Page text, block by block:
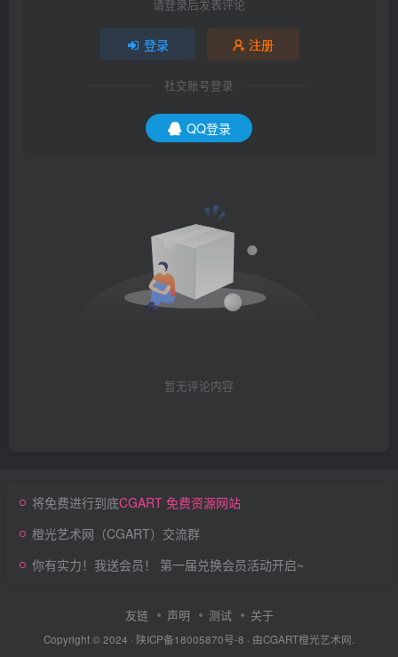
请登录后发表评论
登录 注册
社交账号登录
QQ登录
暂无评论内容
将免费进行到底CGART 免费资源网站
橙光艺术网（CGART）交流群
你有实力！我送会员！ 第一届兑换会员活动开启~
友链 声明 测试 关于
Copyright © 2024 · 陕ICP备18005870号-8 · 由CGART橙光艺术网.